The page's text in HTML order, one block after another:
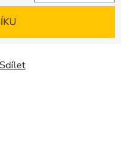
Sdílet